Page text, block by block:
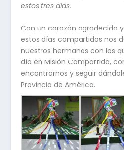
estos tres días.
Con un corazón agradecido
estos días compartidos nos
nuestros hermanos con los
día en Misión Compartida,
encontrarnos y seguir
Provincia de América.